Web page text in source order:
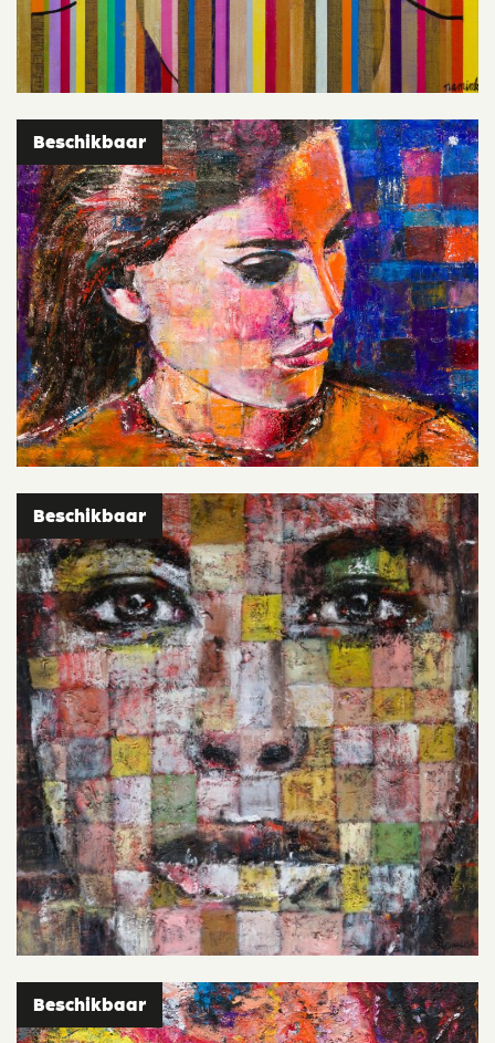
Beschikbaar
Beschikbaar
Beschikbaar